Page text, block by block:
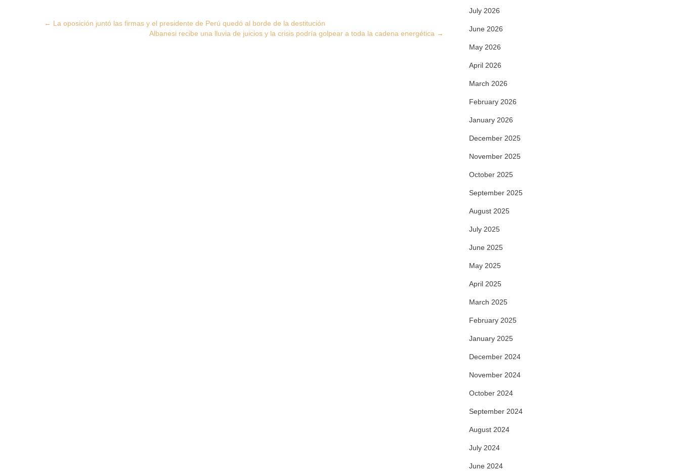
Post
← La oposición juntó las firmas y el presidente de Perú quedó al borde de la destitución
Albanesi recibe una lluvia de juicios y la crisis podría golpear a toda la cadena energética →
July 2026
June 2026
May 2026
April 2026
March 2026
February 2026
January 2026
December 2025
November 2025
October 2025
September 2025
August 2025
July 2025
June 2025
May 2025
April 2025
March 2025
February 2025
January 2025
December 2024
November 2024
October 2024
September 2024
August 2024
July 2024
June 2024